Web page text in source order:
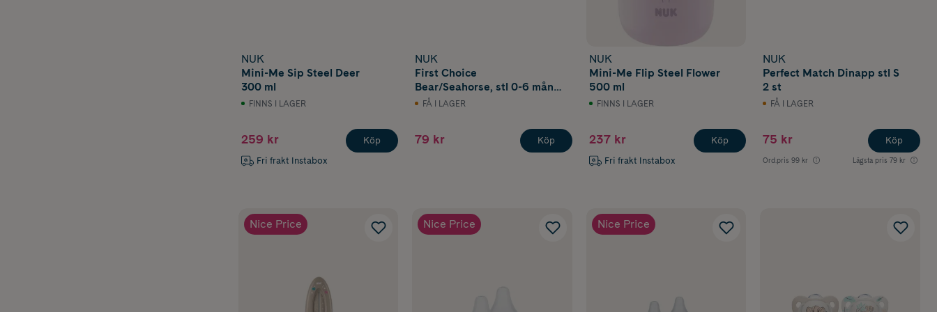
NUK
Mini-Me Sip Steel Deer
300 ml
FINNS I LAGER
259 kr
Fri frakt Instabox
Köp
NUK
First Choice
Bear/Seahorse, stl 0-6 mån
2 stFÅ I LAGER
79 kr Köp
NUK
Mini-Me Flip Steel Flower
500 ml
FINNS I LAGER
237 kr
Fri frakt Instabox
Köp
NUK
Perfect Match Dinapp stl S
2 st
FÅ I LAGER
75 kr
Ord.pris 99 kr Lägsta pris 79 kr
Köp
Nice Price Nice Price Nice Price